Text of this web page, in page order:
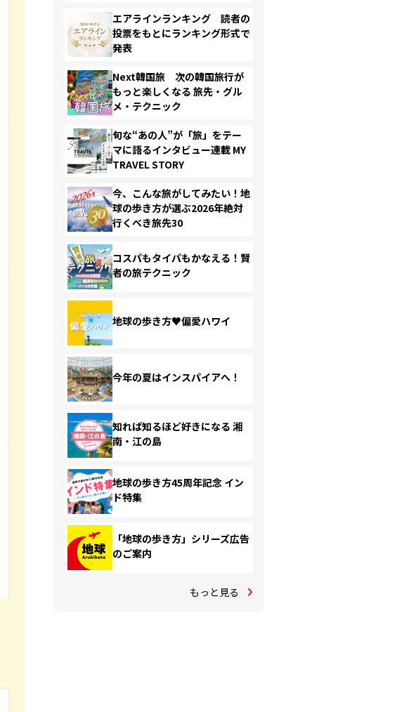
エアラインランキング 読者の
投票をもとにランキング形式で
発表
Next韓国旅 次の韓国旅行が
もっと楽しくなる 旅先・グル
メ・テクニック
旬な“あの人”が「旅」をテー
マに語るインタビュー連載 MY
TRAVEL STORY
今、こんな旅がしてみたい！地
球の歩き方が選ぶ2026年絶対
行くべき旅先30
コスパもタイパもかなえる！賢
者の旅テクニック
地球の歩き方♥偏愛ハワイ
今年の夏はインスパイアへ！
知れば知るほど好きになる 湘
南・江の島
地球の歩き方45周年記念 イン
ド特集
「地球の歩き方」シリーズ広告
のご案内
もっと見る